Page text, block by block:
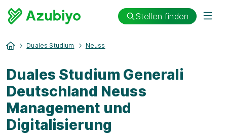
Stellen finden
Duales Studium Neuss
Duales Studium Generali
Deutschland Neuss
Management und
Digitalisierung